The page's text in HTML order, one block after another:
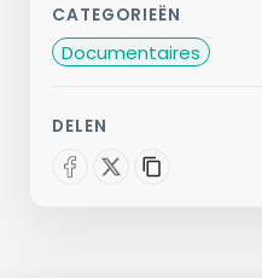
CATEGORIEËN
Documentaires
DELEN